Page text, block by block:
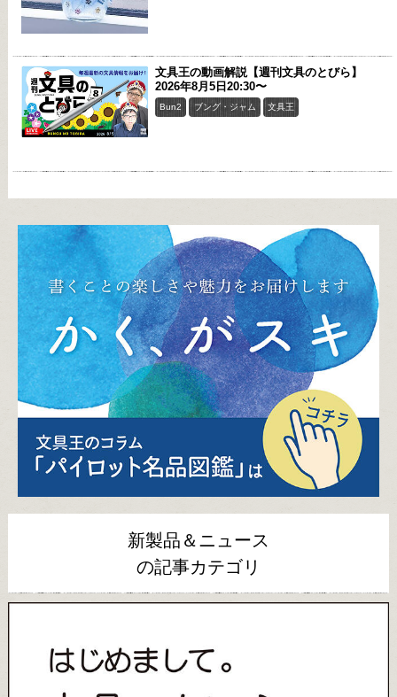
文具王の動画解説【週刊文具のとびら】
2026年8月5日20:30〜
Bun2 ブング・ジャム 文具王
新製品＆ニュース
の記事カテゴリ